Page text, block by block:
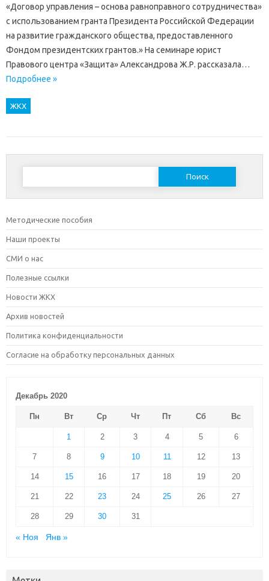
«Договор управления – основа равноправного сотрудничества»
с использованием гранта Президента Российской Федерации
на развитие гражданского общества, предоставленного
Фондом президентских грантов.» На семинаре юрист
Правового центра «Защита» Александрова Ж.Р. рассказала…
Подробнее »
ЖКХ
Найти:
Методические пособия
Наши проекты
СМИ о нас
Полезные ссылки
Новости ЖКХ
Архив новостей
Политика конфиденциальности
Согласие на обработку персональных данных
Декабрь 2020
Пн Вт Ср Чт Пт Сб Вс
1 2 3 4 5 6
7 8 9 10 11 12 13
14 15 16 17 18 19 20
21 22 23 24 25 26 27
28 29 30 31
« Ноя Янв »